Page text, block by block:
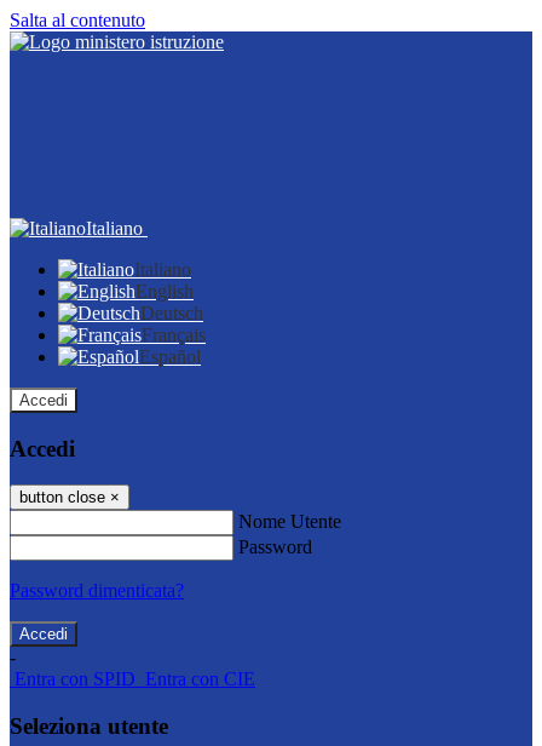
Salta al contenuto
Italiano
Italiano
English
Deutsch
Français
Español
Accedi
Accedi
button close ×
Nome Utente
Password
Password dimenticata?
-
Entra con SPID Entra con CIE
Seleziona utente